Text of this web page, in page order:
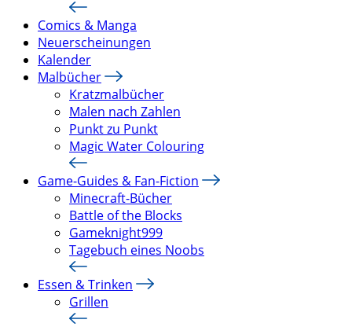
Comics & Manga
Neuerscheinungen
Kalender
Malbücher
Kratzmalbücher
Malen nach Zahlen
Punkt zu Punkt
Magic Water Colouring
Game-Guides & Fan-Fiction
Minecraft-Bücher
Battle of the Blocks
Gameknight999
Tagebuch eines Noobs
Essen & Trinken
Grillen